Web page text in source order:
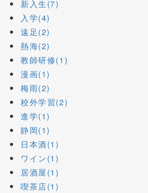
新入生(7)
入学(4)
遠足(2)
熱海(2)
教師研修(1)
漫画(1)
梅雨(2)
校外学習(2)
進学(1)
静岡(1)
日本酒(1)
ワイン(1)
居酒屋(1)
喫茶店(1)